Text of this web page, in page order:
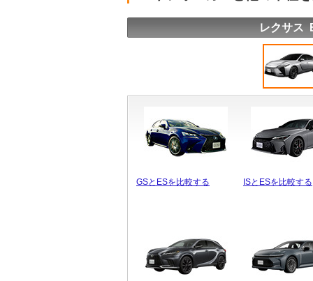
レクサス
GSとESを比較する ISとESを比較する